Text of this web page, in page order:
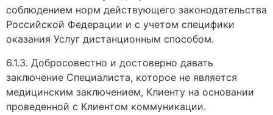
соблюдением норм действующего законодательства
Российской Федерации и с учетом специфики
оказания Услуг дистанционным способом.
6.1.3. Добросовестно и достоверно давать
заключение Специалиста, которое не является
медицинским заключением, Клиенту на основании
проведенной с Клиентом коммуникации.